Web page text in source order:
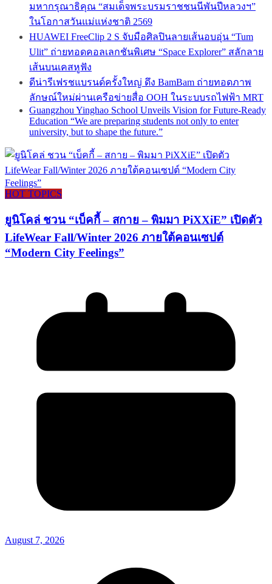
มหากรุณาธิคุณ “สมเด็จพระบรมราชชนนีพันปีหลวงฯ”
ในโอกาสวันแม่แห่งชาติ 2569
HUAWEI FreeClip 2 S จับมือศิลปินลายเส้นอบอุ่น “Tum
Ulit” ถ่ายทอดคอลเลกชันพิเศษ “Space Explorer” สลักลาย
เส้นบนเคสหูฟัง
ดีน่ารีเฟรชแบรนด์ครั้งใหญ่ ดึง BamBam ถ่ายทอดภาพ
ลักษณ์ใหม่ผ่านเครือข่ายสื่อ OOH ในระบบรถไฟฟ้า MRT
Guangzhou Yinghao School Unveils Vision for Future-Ready
Education “We are preparing students not only to enter
university, but to shape the future.”
HOT TOPICS
ยูนิโคล่ ชวน “เบ็คกี้ – สกาย – พิมมา PiXXiE” เปิดตัว
LifeWear Fall/Winter 2026 ภายใต้คอนเซปต์
“Modern City Feelings”
August 7, 2026